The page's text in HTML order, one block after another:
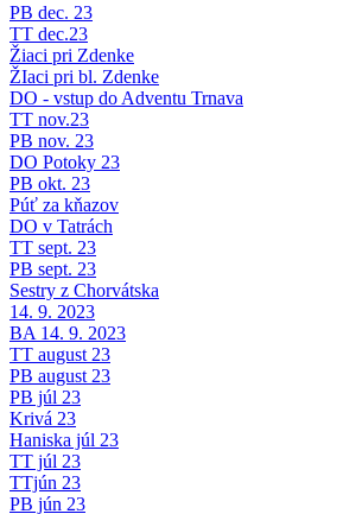
PB dec. 23
TT dec.23
Žiaci pri Zdenke
ŽIaci pri bl. Zdenke
DO - vstup do Adventu Trnava
TT nov.23
PB nov. 23
DO Potoky 23
PB okt. 23
Púť za kňazov
DO v Tatrách
TT sept. 23
PB sept. 23
Sestry z Chorvátska
14. 9. 2023
BA 14. 9. 2023
TT august 23
PB august 23
PB júl 23
Krivá 23
Haniska júl 23
TT júl 23
TTjún 23
PB jún 23